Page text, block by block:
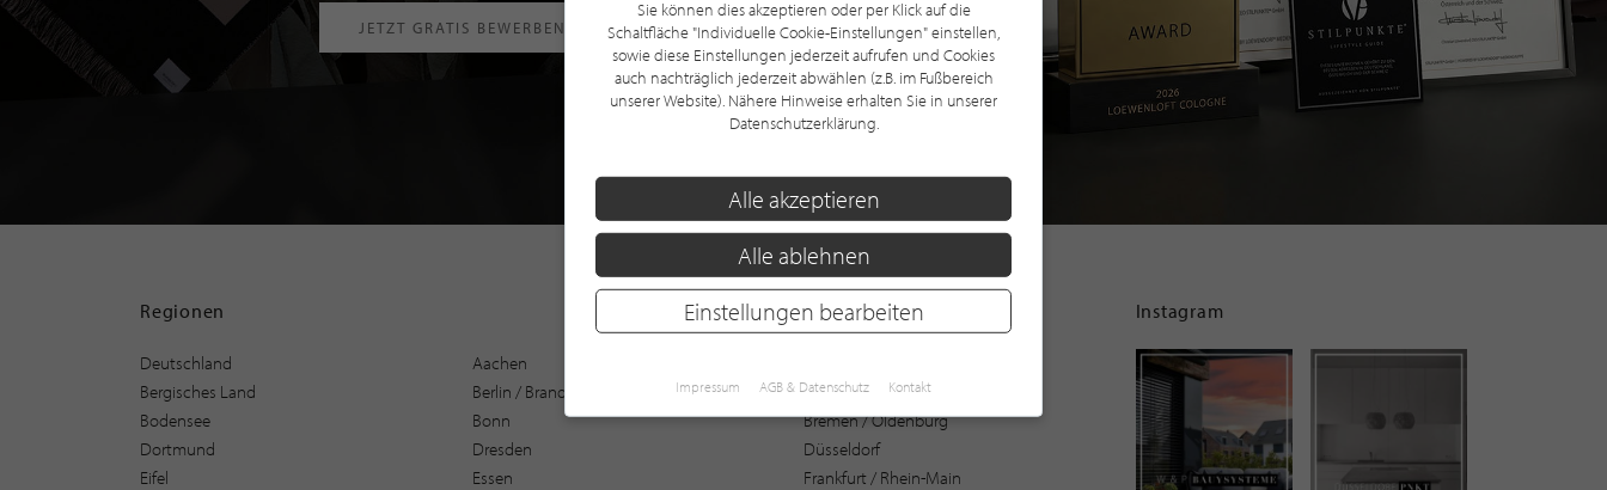
JETZT GRATIS BEWERBEN
Regionen
Deutschland Aachen
Bergisches Land
Berlin / Brandenburg
Bochum
Bodensee
Bonn
Bremen / Oldenburg
Dortmund
Dresden
Düsseldorf
Eifel
Essen
Frankfurt / Rhein-Main
Instagram
Sie können dies akzeptieren oder per Klick auf die
Schaltfläche "Individuelle Cookie-Einstellungen" einstellen,
sowie diese Einstellungen jederzeit aufrufen und Cookies
auch nachträglich jederzeit abwählen (z.B. im Fußbereich
unserer Website). Nähere Hinweise erhalten Sie in unserer
Datenschutzerklärung.
Alle akzeptieren
Alle ablehnen
Einstellungen bearbeiten
Impressum AGB & Datenschutz Kontakt